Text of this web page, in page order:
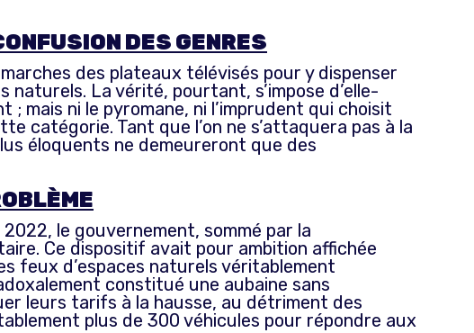
DES GENRES
des plateaux télévisés pour y dispenser
La vérité, pourtant, s’impose d’elle-
; mais ni le pyromane, ni l’imprudent qui choisit
catégorie. Tant que l’on ne s’attaquera pas à la
éloquents ne demeureront que des
le gouvernement, sommé par la
Ce dispositif avait pour ambition affichée
feux d’espaces naturels véritablement
constitué une aubaine sans
leurs tarifs à la hausse, au détriment des
plus de 300 véhicules pour répondre aux